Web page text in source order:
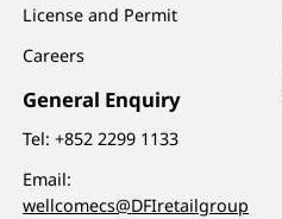
License and Permit
Careers
General Enquiry
Tel:+852 2299 1133
Email:
wellcomecs@DFIretailgroup